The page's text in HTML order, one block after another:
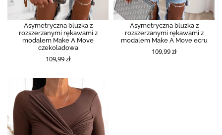
Asymetryczna bluzka z
rozszerzanymi rękawami z
modalem Make A Move
czekoladowa
109,99 zł
Asymetryczna bluzka z
rozszerzanymi rękawami z
modalem Make A Move ecru
109,99 zł